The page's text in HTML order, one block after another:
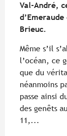
Val-André,
Brieuc.
Même s’il
l’océan, ce
que du
néanmoins
passe ainsi
des genêts
11,...